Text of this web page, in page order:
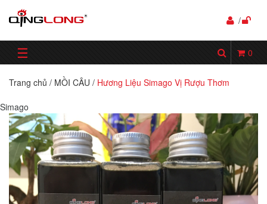
/
☰ 0
Trang chủ / MỒI CÂU / Hương Liệu Simago Vị Rượu Thơm
Simago